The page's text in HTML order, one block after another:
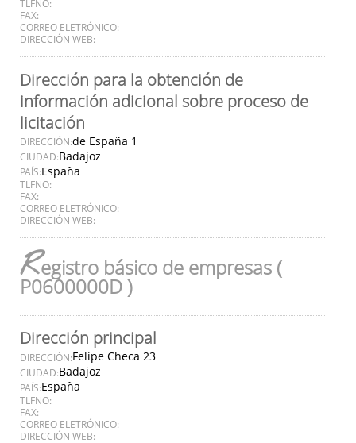
TLFNO:
FAX:
CORREO ELETRÓNICO:
DIRECCIÓN WEB:
Dirección para la obtención de
información adicional sobre proceso de
licitación
DIRECCIÓN:de España 1
CIUDAD:Badajoz
PAÍS:España
TLFNO:
FAX:
CORREO ELETRÓNICO:
DIRECCIÓN WEB:
Registro básico de empresas (
P0600000D )
Dirección principal
DIRECCIÓN:Felipe Checa 23
CIUDAD:Badajoz
PAÍS:España
TLFNO:
FAX:
CORREO ELETRÓNICO:
DIRECCIÓN WEB: